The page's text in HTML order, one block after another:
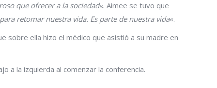
que ofrecer a la sociedad«. Aimee se tuvo que
retomar nuestra vida. Es parte de nuestra vida«.
sobre ella hizo el médico que asistió a su madre en
a la izquierda al comenzar la conferencia.